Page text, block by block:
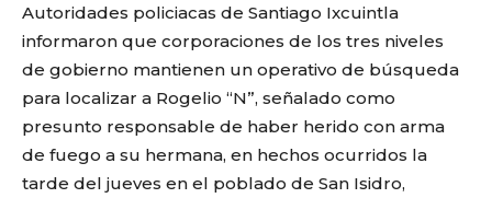
Autoridades policiacas de Santiago Ixcuintla
informaron que corporaciones de los tres niveles
de gobierno mantienen un operativo de búsqueda
para localizar a Rogelio “N”, señalado como
presunto responsable de haber herido con arma
de fuego a su hermana, en hechos ocurridos la
tarde del jueves en el poblado de San Isidro,